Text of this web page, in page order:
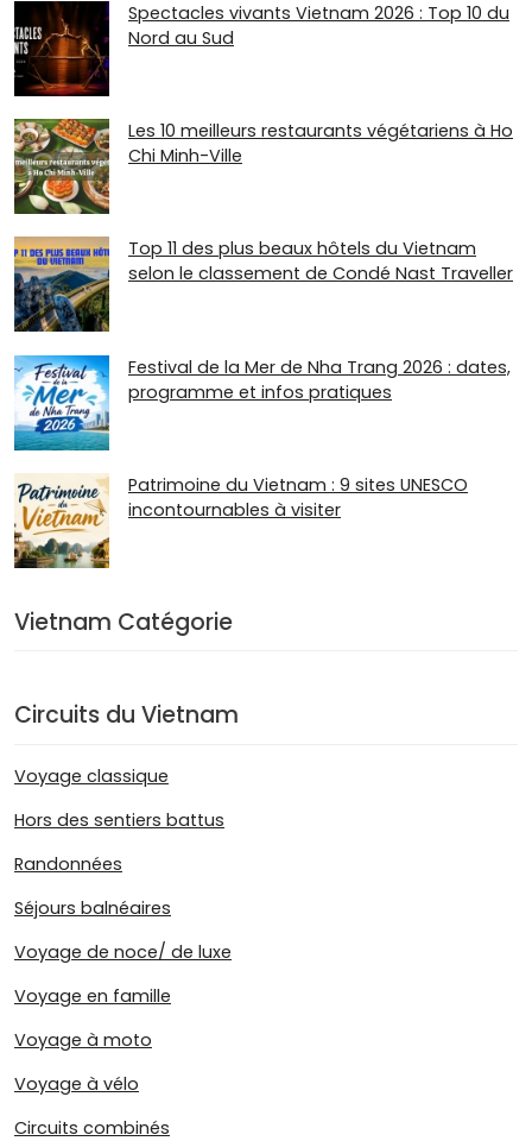
Spectacles vivants Vietnam 2026 : Top 10 du
Nord au Sud
Les 10 meilleurs restaurants végétariens à Ho
Chi Minh-Ville
Top 11 des plus beaux hôtels du Vietnam
selon le classement de Condé Nast Traveller
Festival de la Mer de Nha Trang 2026 : dates,
programme et infos pratiques
Patrimoine du Vietnam : 9 sites UNESCO
incontournables à visiter
Vietnam Catégorie
Circuits du Vietnam
Voyage classique
Hors des sentiers battus
Randonnées
Séjours balnéaires
Voyage de noce/ de luxe
Voyage en famille
Voyage à moto
Voyage à vélo
Circuits combinés